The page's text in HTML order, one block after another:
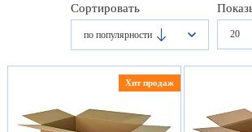
Сортировать
по популярности 20
Хит продаж